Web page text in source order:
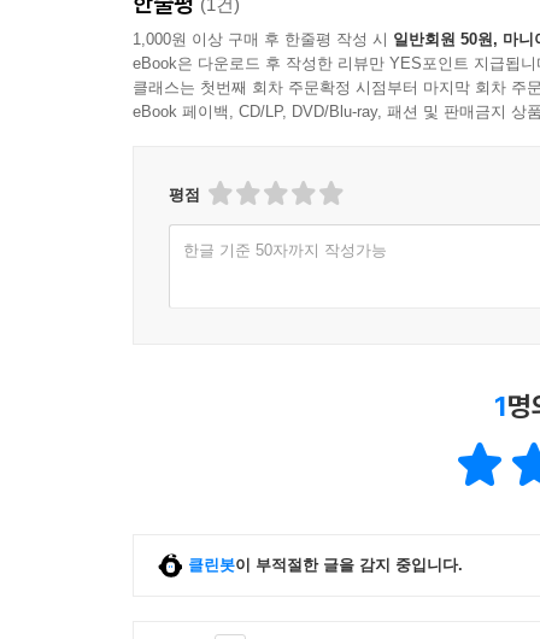
(1건)
1,000원 이상 구매 후 한줄평 작성 시 일반회원 50원, 마니
eBook은 다운로드 후 작성한 리뷰만 YES포인트 지급됩니
클래스는 첫번째 회차 주문확정 시점부터 마지막 회차 주
eBook 페이백, CD/LP, DVD/Blu-ray, 패션 및 판매금지 상
평점
한글 기준 50자까지 작성가능
1명
클린봇이 부적절한 글을 감지 중입니다.